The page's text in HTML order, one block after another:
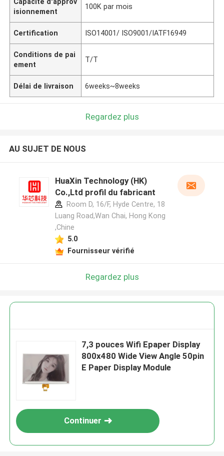
isionnement
100K par mois
Certification ISO14001/ ISO9001/IATF16949
Conditions de pai
ement
T/T
Délai de livraison 6weeks~8weeks
Regardez plus
AU SUJET DE NOUS
HuaXin Technology (HK)
Co.,Ltd profil du fabricant
Room D, 16/F, Hyde Centre, 18
Luang Road,Wan Chai, Hong Kong
,Chine
5.0
Fournisseur vérifié
Regardez plus
7,3 pouces Wifi Epaper Display
800x480 Wide View Angle 50pin
E Paper Display Module
Continuer